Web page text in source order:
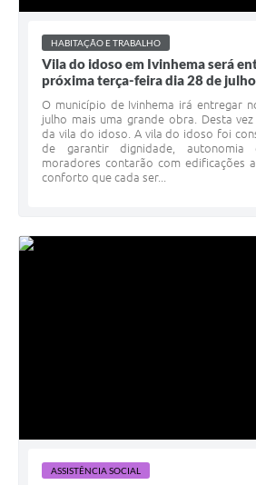
HABITAÇÃO E TRABALHO
Vila do idoso em Ivinhema será
próxima terça-feira dia 28 de
O município de Ivinhema irá entregar
julho mais uma grande obra. Desta
da vila do idoso. A vila do idoso foi
de garantir dignidade, autonomia
moradores contarão com edificações
conforto que cada ser...
ASSISTÊNCIA SOCIAL